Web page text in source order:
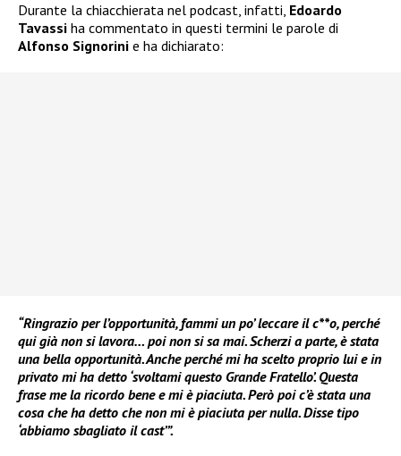
Durante la chiacchierata nel podcast, infatti, Edoardo
Tavassi ha commentato in questi termini le parole di
Alfonso Signorini e ha dichiarato:
“Ringrazio per l’opportunità, fammi un po’ leccare il c**o, perché
qui già non si lavora… poi non si sa mai. Scherzi a parte, è stata
una bella opportunità. Anche perché mi ha scelto proprio lui e in
privato mi ha detto ‘svoltami questo Grande Fratello’. Questa
frase me la ricordo bene e mi è piaciuta. Però poi c’è stata una
cosa che ha detto che non mi è piaciuta per nulla. Disse tipo
‘abbiamo sbagliato il cast’”.